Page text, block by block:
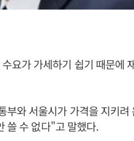
요가 가세하기 쉽기 때문에
와 서울시가 가격을 지키려
쓸 수 없다"고 말했다.